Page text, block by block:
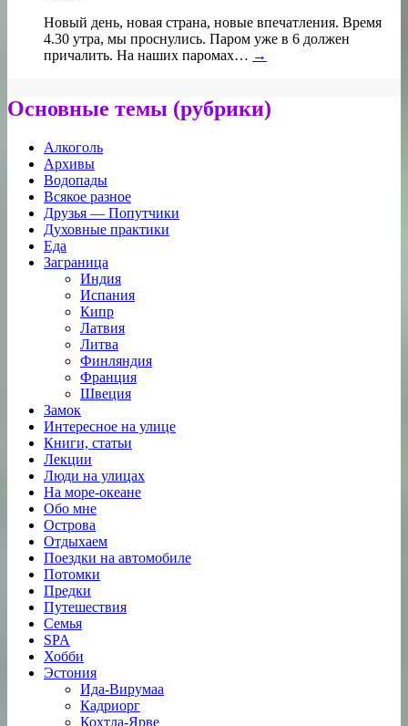
Новый день, новая страна, новые впечатления. Время
4.30 утра, мы проснулись. Паром уже в 6 должен
причалить. На наших паромах… →
Основные темы (рубрики)
Алкоголь
Архивы
Водопады
Всякое разное
Друзья — Попутчики
Духовные практики
Еда
Заграница
Индия
Испания
Кипр
Латвия
Литва
Финляндия
Франция
Швеция
Замок
Интересное на улице
Книги, статьи
Лекции
Люди на улицах
На море-океане
Обо мне
Острова
Отдыхаем
Поездки на автомобиле
Потомки
Предки
Путешествия
Семья
SPA
Хобби
Эстония
Ида-Вирумаа
Кадриорг
Кохтла-Ярве